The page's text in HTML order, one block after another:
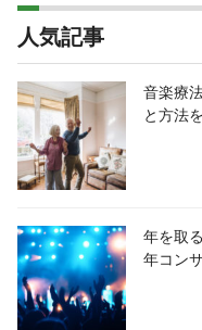
人気記事
音楽療
と方法
年を取
年コン